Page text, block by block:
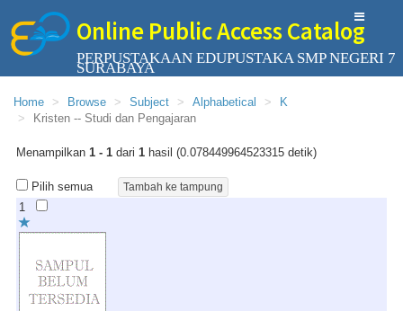
Online Public Access Catalog
PERPUSTAKAAN EDUPUSTAKA SMP NEGERI 7
SURABAYA
Home Browse Subject Alphabetical
K
Kristen -- Studi dan Pengajaran
Menampilkan 1 - 1 dari 1 hasil (0.078449964523315 detik)
Pilih semua
1